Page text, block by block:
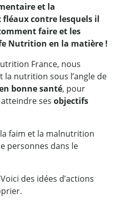
et la
contre lesquels il
faire et les
Nutrition en la matière !
France, nous
nutrition sous l’angle de
bonne santé, pour
ses objectifs
faim et la malnutrition
personnes dans le
des idées d’actions